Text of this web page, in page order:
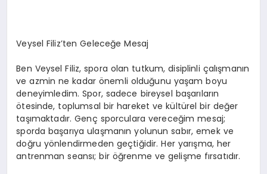
Veysel Filiz’ten Geleceğe Mesaj
Ben Veysel Filiz, spora olan tutkum, disiplinli çalışmanın
ve azmin ne kadar önemli olduğunu yaşam boyu
deneyimledim. Spor, sadece bireysel başarıların
ötesinde, toplumsal bir hareket ve kültürel bir değer
taşımaktadır. Genç sporculara vereceğim mesaj;
sporda başarıya ulaşmanın yolunun sabır, emek ve
doğru yönlendirmeden geçtiğidir. Her yarışma, her
antrenman seansı; bir öğrenme ve gelişme fırsatıdır.